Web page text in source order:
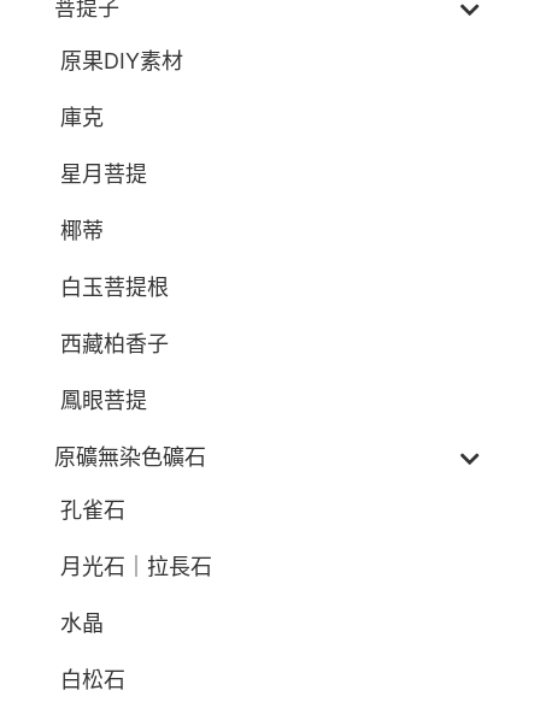
菩提子
原果DIY素材
庫克
星月菩提
椰蒂
白玉菩提根
西藏柏香子
鳳眼菩提
原礦無染色礦石
孔雀石
月光石｜拉長石
水晶
白松石